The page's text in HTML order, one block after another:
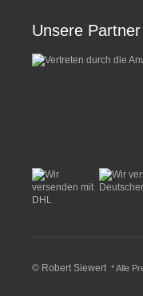
Unsere Partner
© Robert Siewert * Alle